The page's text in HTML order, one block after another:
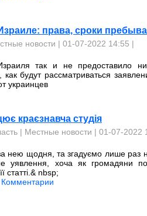
права, сроки
новости | 01-07-2022 14:55 |
так и не предоставило
будут рассматриваться
украинцев
краєзнавча студія
| Местные новости | 01-07-2022
нею щодня, та згадуємо лише раз
уявлення, хоча як громадяни
статті.& nbsp;
Комментарии